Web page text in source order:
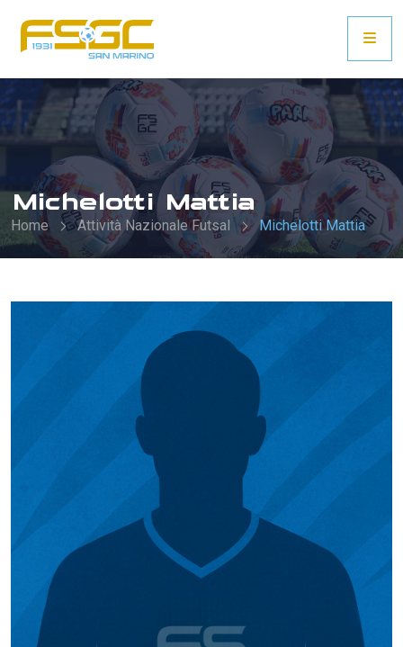
Michelotti Mattia
Home Attività Nazionale Futsal Michelotti Mattia